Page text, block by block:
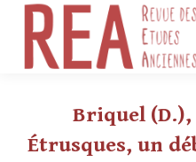
Briquel (D.),
Étrusques, un